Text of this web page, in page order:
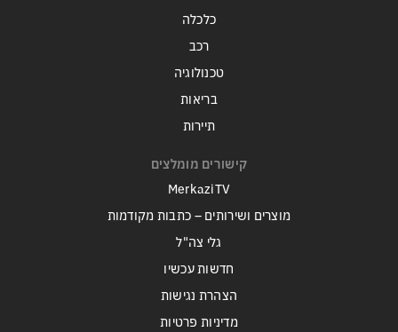
כלכלה
רכב
טכנולוגיה
בריאות
תיירות
קישורים מומלצים
MerkaziTV
מוצרים ושירותים – כתבות מקודמות
גלי צה"ל
חדשות עכשיו
הצהרת נגישות
מדיניות פרטיות